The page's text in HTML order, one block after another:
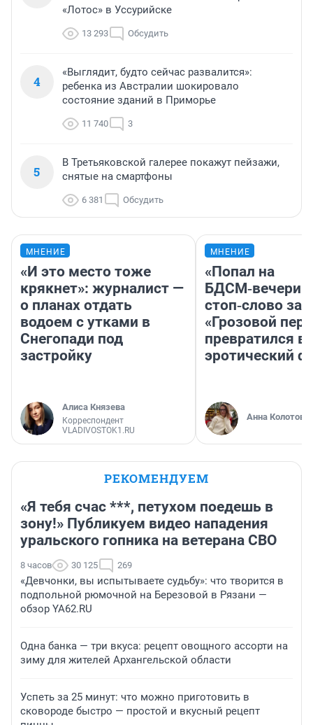
«Лотос» в Уссурийске
13 293 Обсудить
4
«Выглядит, будто сейчас развалится»:
ребенка из Австралии шокировало
состояние зданий в Приморье
11 740 3
5
В Третьяковской галерее покажут пейзажи,
снятые на смартфоны
6 381 Обсудить
МНЕНИЕ
«И это место тоже
крякнет»: журналист —
о планах отдать
водоем с утками в
Снегопади под
застройку
Алиса Князева
Корреспондент
VLADIVOSTOK1.RU
МНЕНИЕ
«Попал на
стоп‑слово
«Грозовой
превратился в
эротический
Анна Колотова
РЕКОМЕНДУЕМ
«Я тебя счас ***, петухом поедешь в
зону!» Публикуем видео нападения
уральского гопника на ветерана СВО
8 часов 30 125 269
«Девчонки, вы испытываете судьбу»: что творится в
подпольной рюмочной на Березовой в Рязани —
обзор YA62.RU
Одна банка — три вкуса: рецепт овощного ассорти на
зиму для жителей Архангельской области
Успеть за 25 минут: что можно приготовить в
сковороде быстро — простой и вкусный рецепт